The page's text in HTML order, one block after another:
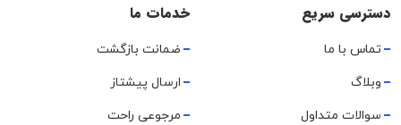
دسترسی سریع
تماس با ما
وبلاگ
سوالات متداول
خدمات ما
ضمانت بازگشت
ارسال پیشتاز
مرجوعی راحت